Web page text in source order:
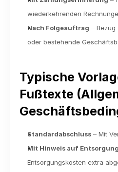
wiederkehrenden
Nach Folgeauftrag –
oder bestehende
Typische
Fußtexte
Standardabschluss – Mit
Mit Hinweis auf Entsorgung
Entsorgungskosten extra